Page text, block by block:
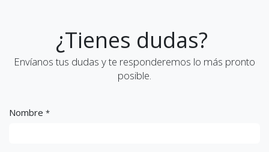
¿Tienes dudas?
Envíanos tus dudas y te responderemos lo más pronto
posible.
Nombre *